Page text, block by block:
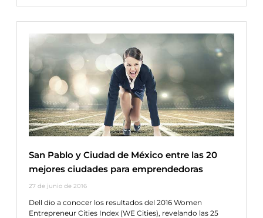
San Pablo y Ciudad de México entre las 20
mejores ciudades para emprendedoras
27 de junio de 2016
Dell dio a conocer los resultados del 2016 Women
Entrepreneur Cities Index (WE Cities), revelando las 25